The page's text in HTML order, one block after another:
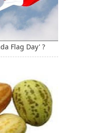
Flag Day' ?